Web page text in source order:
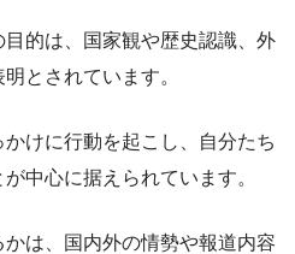
的は、国家観や歴史認識、外
とされています。
けに行動を起こし、自分たち
中心に据えられています。
は、国内外の情勢や報道内容